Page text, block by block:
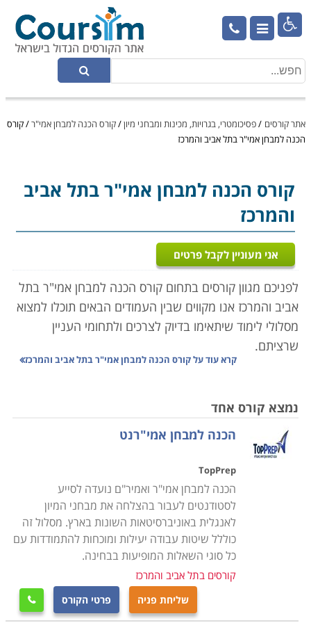

אתר קורסים /פסיכומטרי, בגרויות, מכינות ומבחני מיון/קורס הכנה למבחן אמי"ר/קורס
הכנה למבחן אמי"ר בתל אביב והמרכז
קורס הכנה למבחן אמי"רבתל אביב
והמרכז
אני מעוניין לקבל פרטים
לפניכם מגוון קורסים בתחום קורס הכנה למבחן אמי"ר בתל
אביב והמרכז אנו מקווים שבין העמודים הבאים תוכלו למצוא
מסלולי לימוד שיתאימו בדיוק לצרכים ולתחומי העניין
שרציתם.
מרכז הפעילות הארצית כמעט בכל תחום נמצא בתל אביב,
וכפועל יוצא מכך שמסלולי הלימוד של קורס הכנה למבחן
אמי"ר מציעים את מיטב המורים והנגישות למרכזי הפעילות
גבוהה ביותר. מכיוון שהתחרותיות והביקוש גבוהים מאוד
בתל אביב והסביבה גם ההיצע של מוסדות הלימוד גדול.
דבר שיכול מצד אחד לבלבל אך מהצד השני כדאי שתבדקו
בכל מכללה המלמדת קורס הכנה למבחן אמי"ר בתל אביב
והמרכז מה מייחד את מסלול הלימוד שלה ולמה כדאי דווקא
ללמוד שם. אם גדלתם ואתם מתגוררים באזור אז אתם כבר
נהנים מכל דרכי התחבורה שיש לעיר להציע. אם לא - דעו
שהעיר מרושתת בתשתית תחבורתית הכוללת:
קרא עוד עלקורס הכנה למבחן אמי"ר בתל אביב והמרכז
נמצא קורס אחד
הכנה למבחן אמי"רנט
TopPrep
הכנה למבחן אמי"ר ואמיר"ם נועדה לסייע
לסטודנטים לעבור בהצלחה את מבחני המיון
לאנגלית באוניברסיטאות השונות בארץ. מסלול זה
כוללל שיטות עבודה יעילות ומוכחות להתמודדות עם
כל סוגי השאלות המופיעות בבחינה.
קורסים בתל אביב והמרכז
שליחת פניה פרטי הקורס 